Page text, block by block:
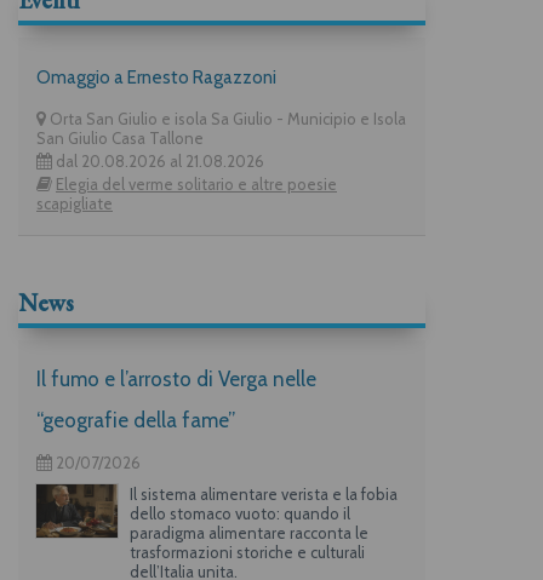
Omaggio a Ernesto Ragazzoni
Orta San Giulio e isola Sa Giulio - Municipio e Isola
San Giulio Casa Tallone
dal 20.08.2026 al 21.08.2026
Elegia del verme solitario e altre poesie
scapigliate
News
Il fumo e l’arrosto di Verga nelle
“geografie della fame”
20/07/2026
Il sistema alimentare verista e la fobia
dello stomaco vuoto: quando il
paradigma alimentare racconta le
trasformazioni storiche e culturali
dell’Italia unita.